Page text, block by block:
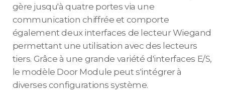
gère jusqu'à quatre portes via une
communication chiffrée et comporte
également deux interfaces de lecteur Wiegand
permettant une utilisation avec des lecteurs
tiers. Grâce à une grande variété d'interfaces E/S,
le modèle Door Module peut s'intégrer à
diverses configurations système.